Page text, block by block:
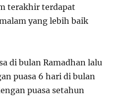
terakhir terdapat
yang lebih baik
di bulan Ramadhan lalu
puasa 6 hari di bulan
puasa setahun